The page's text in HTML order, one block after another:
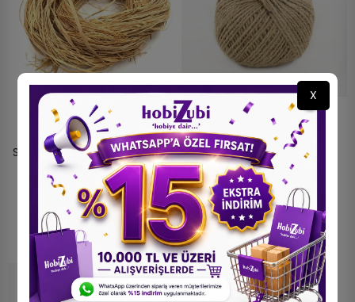
Doğal Rafya Kurutulmuş
Saman İp & Craft Rafya İpi -
1000 Gr
900,00 TL
1 Adet - Jüt İpi Kırnap İp
Naturel
105,00 TL
X